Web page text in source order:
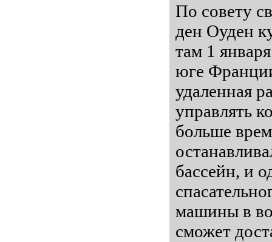
По совету
ден Оуден
там 1
юге
удаленная
управлять
больше
бассейн, и
машины в
сможет